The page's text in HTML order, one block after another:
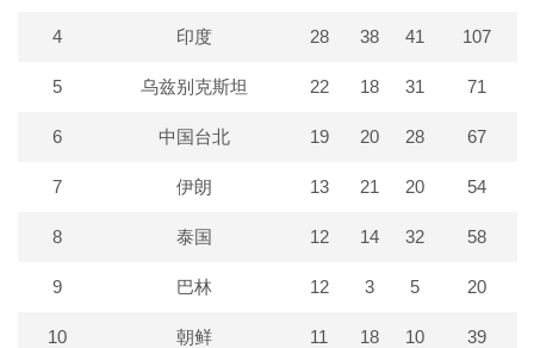
4 印度 28 38 41 107
5 乌兹别克斯坦 22 18 31 71
6 中国台北 19 20 28 67
7 伊朗 13 21 20 54
8 泰国 12 14 32 58
9 巴林 12 3 5 20
10 朝鲜 11 18 10 39